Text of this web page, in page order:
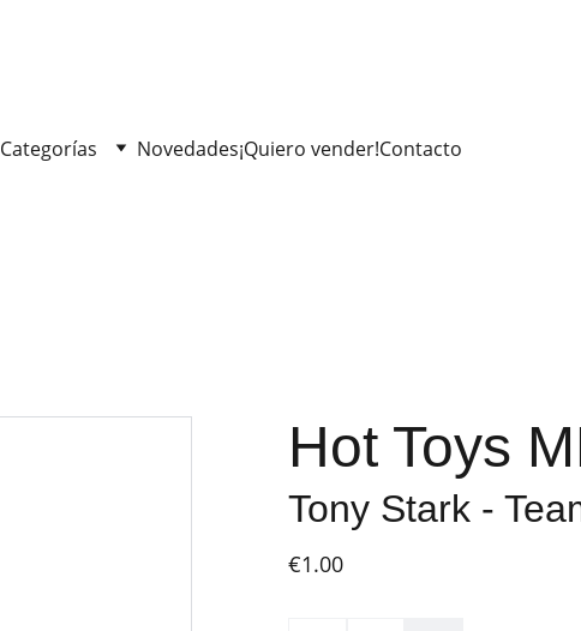
Categorías Novedades¡Quiero vender!Contacto
Hot Toys
Tony Stark -
€1.00